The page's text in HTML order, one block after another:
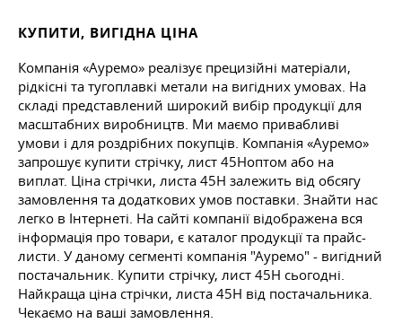
КУПИТИ, ВИГІДНА ЦІНА
Компанія «Ауремо» реалізує прецизійні матеріали,
рідкісні та тугоплавкі метали на вигідних умовах. На
складі представлений широкий вибір продукції для
масштабних виробництв. Ми маємо привабливі
умови і для роздрібних покупців. Компанія «Ауремо»
запрошує купити стрічку, лист 45Ноптом або на
виплат. Ціна стрічки, листа 45Н залежить від обсягу
замовлення та додаткових умов поставки. Знайти нас
легко в Інтернеті. На сайті компанії відображена вся
інформація про товари, є каталог продукції та прайс-
листи. У даному сегменті компанія "Ауремо" - вигідний
постачальник. Купити стрічку, лист 45Н сьогодні.
Найкраща ціна стрічки, листа 45Н від постачальника.
Чекаємо на ваші замовлення.